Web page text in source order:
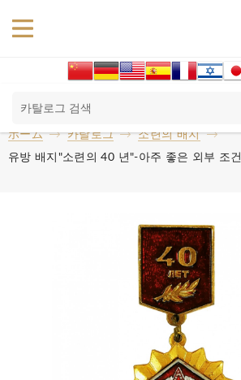
ホーム 카탈로그
소련의 배지
유방 배지"소련의 40 년"-아주 좋은 외부 조건